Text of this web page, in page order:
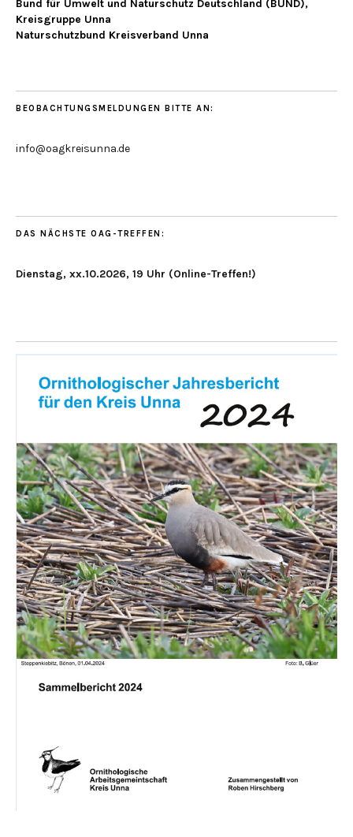
Bund für Umwelt und Naturschutz Deutschland (BUND),
Kreisgruppe Unna
Naturschutzbund Kreisverband Unna
BEOBACHTUNGSMELDUNGEN BITTE AN:
info@oagkreisunna.de
DAS NÄCHSTE OAG-TREFFEN:
Dienstag, xx.10.2026, 19 Uhr (Online-Treffen!)